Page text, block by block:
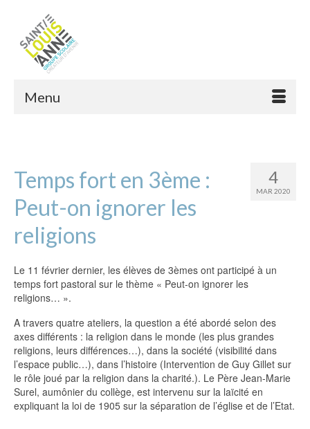
Menu
4
MAR 2020
Temps fort en 3ème :
Peut-on ignorer les
religions
Le 11 février dernier, les élèves de 3èmes ont participé à un
temps fort pastoral sur le thème « Peut-on ignorer les
religions… ».
A travers quatre ateliers, la question a été abordé selon des
axes différents : la religion dans le monde (les plus grandes
religions, leurs différences…), dans la société (visibilité dans
l’espace public…), dans l’histoire (Intervention de Guy Gillet sur
le rôle joué par la religion dans la charité.). Le Père Jean-Marie
Surel, aumônier du collège, est intervenu sur la laïcité en
expliquant la loi de 1905 sur la séparation de l’église et de l’Etat.